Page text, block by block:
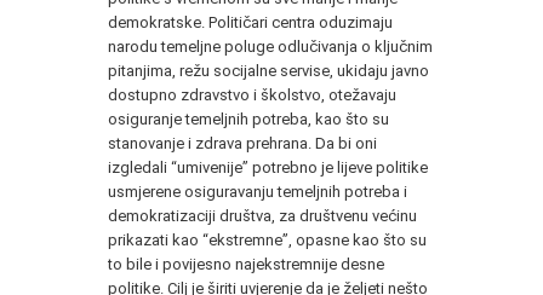
demokratske. Političari centra oduzimaju
narodu temeljne poluge odlučivanja o ključnim
pitanjima, režu socijalne servise, ukidaju javno
dostupno zdravstvo i školstvo, otežavaju
osiguranje temeljnih potreba, kao što su
stanovanje i zdrava prehrana. Da bi oni
izgledali “umivenije” potrebno je lijeve politike
usmjerene osiguravanju temeljnih potreba i
demokratizaciji društva, za društvenu većinu
prikazati kao “ekstremne”, opasne kao što su
to bile i povijesno najekstremnije desne
politike. Cilj je širiti uvjerenje da je željeti nešto